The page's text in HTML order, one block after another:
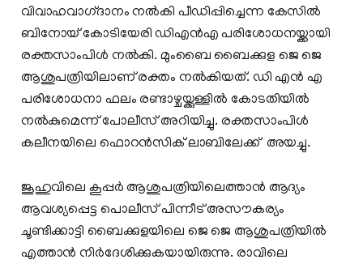
വിവാഹവാഗ്‍ദാനം നൽകി പീഡിപ്പിച്ചെന്ന കേസിൽ
ബിനോയ് കോടിയേരി ഡിഎൻഎ പരിശോധനയ്ക്കായി
രക്തസാംപിൾ നൽകി. മുംബൈ ബൈക്കുള ജെ ജെ
ആശുപത്രിയിലാണ് രക്തം നല്‍കിയത്. ഡി എന്‍ എ
പരിശോധനാ ഫലം രണ്ടാഴ്ചയ്ക്കുള്ളില്‍ കോടതിയില്‍
നല്‍കുമെന്ന് പോലീസ് അറിയിച്ചു. രക്തസാംപിൾ
കലീനയിലെ ഫൊറൻസിക് ലാബിലേക്ക് അയച്ചു.
ജൂഹുവിലെ കൂപ്പർ ആശുപത്രിയിലെത്താൻ ആദ്യം
ആവശ്യപ്പെട്ട പൊലീസ് പിന്നീട് അസൗകര്യം
ചൂണ്ടിക്കാട്ടി ബൈക്കുളയിലെ ജെ ജെ ആശുപത്രിയിൽ
എത്താൻ നിർദേശിക്കുകയായിരുന്നു. രാവിലെ